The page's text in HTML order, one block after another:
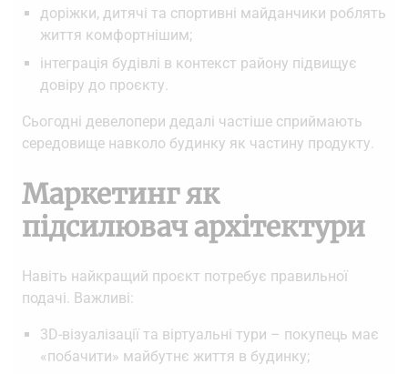
доріжки, дитячі та спортивні майданчики роблять
життя комфортнішим;
інтеграція будівлі в контекст району підвищує
довіру до проєкту.
Сьогодні девелопери дедалі частіше сприймають
середовище навколо будинку як частину продукту.
Маркетинг як
підсилювач архітектури
Навіть найкращий проєкт потребує правильної
подачі. Важливі:
3D-візуалізації та віртуальні тури – покупець має
«побачити» майбутнє життя в будинку;